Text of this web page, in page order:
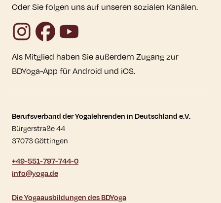
Oder Sie folgen uns auf unseren sozialen Kanälen.
InstagramFacebookYouTube
Als Mitglied haben Sie außerdem Zugang zur
BDYoga-App für Android und iOS.
Kontaktdaten und weitere Links
Berufsverband der Yogalehrenden in Deutschland e.V.
Bürgerstraße 44
37073 Göttingen
+49-551-797-744-0
info@yoga.de
Die Yogaausbildungen des BDYoga